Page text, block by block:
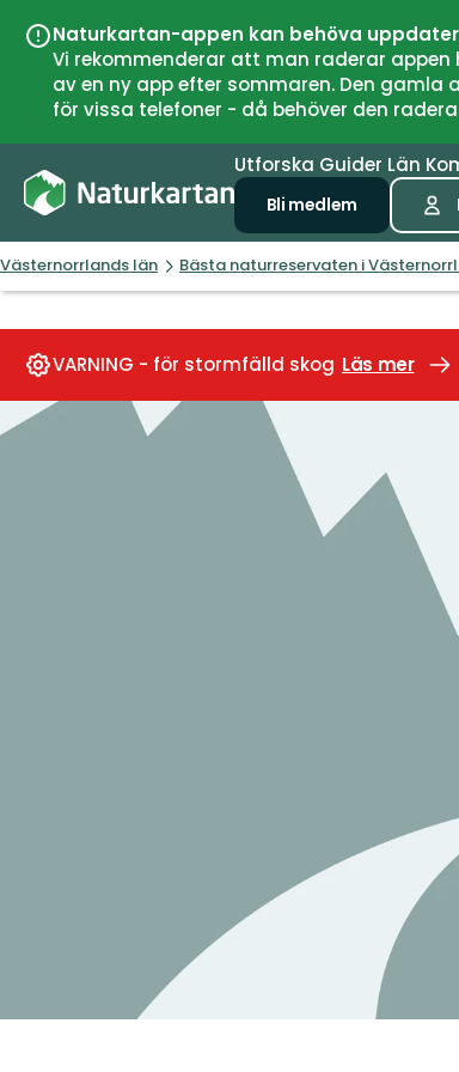
Naturkartan-appen kan behöva
Vi rekommenderar att man raderar
av en ny app efter sommaren. Den
för vissa telefoner - då behöver den
Utforska Guider Län
Bli medlem
Västernorrlands län Bästa naturreservaten i
VARNING - för stormfälld skog Läs mer